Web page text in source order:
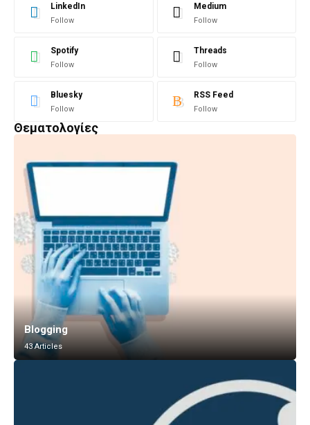
LinkedIn
Follow
Medium
Follow
Spotify
Follow
Threads
Follow
Bluesky
Follow
RSS Feed
Follow
Θεματολογίες
Blogging
43 Articles